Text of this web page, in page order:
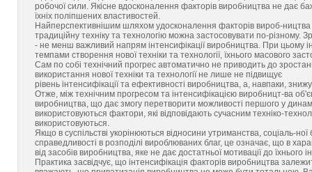
робочої сили. Якісне вдосконалення факторів виробництва не дає
їхніх поліпшених властивостей.
Найперспективнішим шляхом удосконалення факторів вироб-
традиційну техніку та технологію можна застосовувати по-різному.
- не менш важливий напрям інтенсифікації виробництва. При цьому
темпами створення нової техніки та технології, їхнього масового
Сам по собі технічний прогрес автоматично не приводить до
використання нової техніки та технології не лише не підвищує
рівень інтенсифікації та ефективності виробництва, а, навпаки,
Отже, між технічним прогресом та інтенсифікацією виробницт-ва
виробництва, що дає змогу перетворити можливості першого у
використовуються фактори, які відповідають сучасним техніко-
використовуються.
Якщо в суспільстві укорінюються відносини утриманства, соціаль-
справедливості в розподілі вироблюваних благ, це означає, що в
від засобів виробництва, яке не дає достатньої мотивації до їхнього
Практика засвідчує, що інтенсифікація факторів виробництва